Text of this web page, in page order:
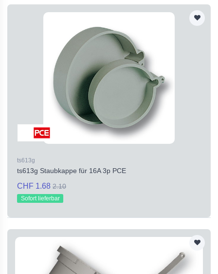
ts613g
ts613g Staubkappe für 16A 3p PCE
CHF 1.68 2.10
Sofort lieferbar